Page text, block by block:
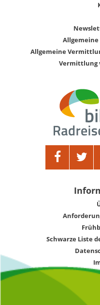
Allgemeine
Allgemeine
Vermittlung
Schwarze Liste